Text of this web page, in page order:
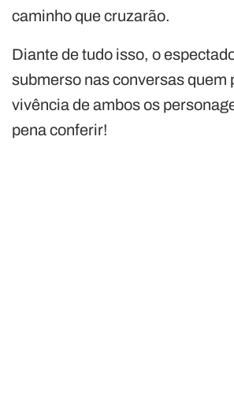
caminho que cruzarão.
Diante de tudo isso, o
submerso nas conversas quem
vivência de ambos os
pena conferir!